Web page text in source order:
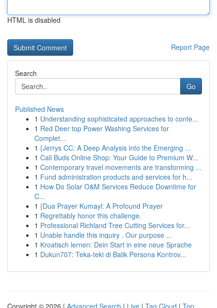
HTML is disabled
Report Page
Search
Go
Published News
1 Understanding sophisticated approaches to conte...
1 Red Deer top Power Washing Services for
Complet...
1 {Jerrys CC: A Deep Analysis into the Emerging ...
1 Cali Buds Online Shop: Your Guide to Premium W...
1 Contemporary travel movements are transforming ...
1 Fund administration products and services for h...
1 How Do Solar O&M Services Reduce Downtime for
C...
1 {Dua Prayer Kumayl: A Profound Prayer
1 Regrettably honor this challenge.
1 Professional Richland Tree Cutting Services for...
1 Unable handle this inquiry . Our purpose ...
1 Kroatisch lernen: Dein Start in eine neue Sprache
1 Dukun707: Teka-teki di Balik Persona Kontrov...
Copyright © 2026 | Advanced Search | Live | Tag Cloud | Top